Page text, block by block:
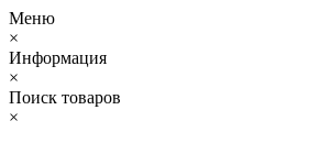
Меню
×
Информация
×
Поиск товаров
×